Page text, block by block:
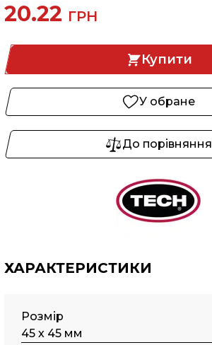
20.22 ГРН
Купити
У обране
До порівняння
ХАРАКТЕРИСТИКИ
Розмір
45 х 45 мм